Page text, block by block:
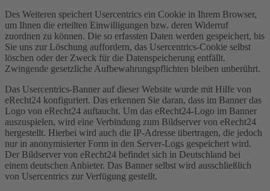
Des Weiteren speichert Usercentrics ein Cookie in Ihrem Browser,
um Ihnen die erteilten Einwilligungen bzw. deren Widerruf
zuordnen zu können. Die so erfassten Daten werden gespeichert, bis
Sie uns zur Löschung auffordern, das Usercentrics-Cookie selbst
löschen oder der Zweck für die Datenspeicherung entfällt.
Zwingende gesetzliche Aufbewahrungspflichten bleiben unberührt.
Das Usercentrics-Banner auf dieser Website wurde mit Hilfe von
eRecht24 konfiguriert. Das erkennen Sie daran, dass im Banner das
Logo von eRecht24 auftaucht. Um das eRecht24-Logo im Banner
auszuspielen, wird eine Verbindung zum Bildserver von eRecht24
hergestellt. Hierbei wird auch die IP-Adresse übertragen, die jedoch
nur in anonymisierter Form in den Server-Logs gespeichert wird.
Der Bildserver von eRecht24 befindet sich in Deutschland bei
einem deutschen Anbieter. Das Banner selbst wird ausschließlich
von Usercentrics zur Verfügung gestellt.